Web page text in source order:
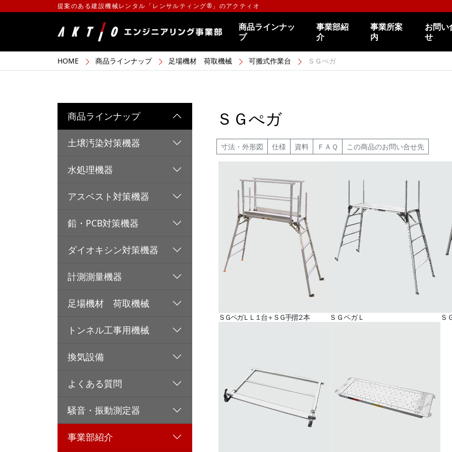
提案のある建設機械レンタル「レンサルティング®」のアクティオ
商品ラインナッ
プ
事業部紹
介
事業所案
内
お問い
せ
HOME 商品ラインナップ 足場機材 荷取機械 可搬式作業台 ＳＧぺガ
ＳＧぺガ
寸法・外形図 仕様 資料 ＦＡＱ この商品のお問い合せ先
ＳＧペガＬＬ１台＋ＳＧ手摺２本 ＳＧペガＬ Ｓ
商品ラインナップ
土壌汚染対策機器
水処理機器
アスベスト対策機器
鉛・PCB対策機器
ダイオキシン対策機器
計測測量機器
足場機材 荷取機械
トンネル工事用機械
換気設備
よくある質問
騒音・振動測定器
事業部紹介